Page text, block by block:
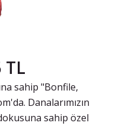
TL
sahip "Bonfile,
Danalarımızın
sahip özel